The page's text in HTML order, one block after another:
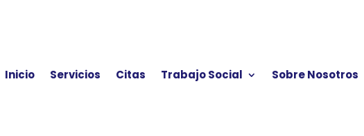
Inicio Servicios Citas Trabajo Social Sobre Nosotros